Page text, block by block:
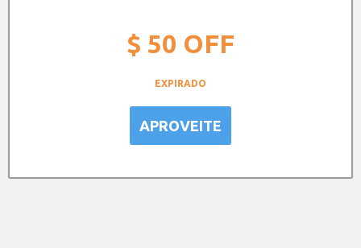
$ 50 OFF
EXPIRADO
APROVEITE